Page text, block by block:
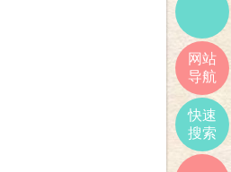
网站
导航
快速
搜索